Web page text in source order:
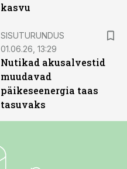
kasvu
SISUTURUNDUS
01.06.26, 13:29
Nutikad akusalvestid
muudavad
päikeseenergia taas
tasuvaks